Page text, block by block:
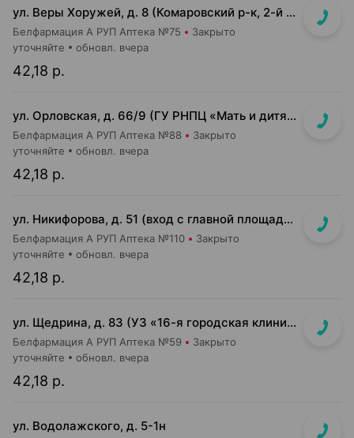
ул. Веры Хоружей, д. 8 (Комаровский р-к, 2-й этаж)
Белфармация А РУП Аптека №75 Закрыто
42,18 р.
уточняйте обновл. вчера
ул. Орловская, д. 66/9 (ГУ РНПЦ «Мать и дитя», корп. 9, 2-й этаж)
Белфармация А РУП Аптека №88 Закрыто
42,18 р.
уточняйте обновл. вчера
ул. Никифорова, д. 51 (вход с главной площади т/ц со стороны ул. Никифорова)
Белфармация А РУП Аптека №110 Закрыто
42,18 р.
уточняйте обновл. вчера
ул. Щедрина, д. 83 (УЗ «16-я городская клиническая п-ка»)
Белфармация А РУП Аптека №59 Закрыто
42,18 р.
уточняйте обновл. вчера
ул. Водолажского, д. 5-1н